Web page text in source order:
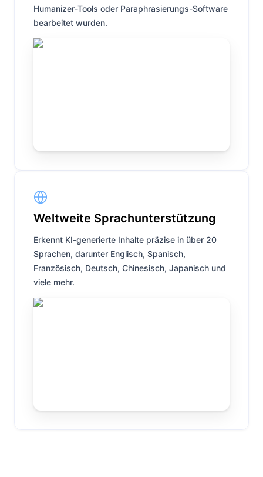
Humanizer-Tools oder Paraphrasierungs-Software
bearbeitet wurden.
Weltweite Sprachunterstützung
Erkennt KI-generierte Inhalte präzise in über 20
Sprachen, darunter Englisch, Spanisch,
Französisch, Deutsch, Chinesisch, Japanisch und
viele mehr.